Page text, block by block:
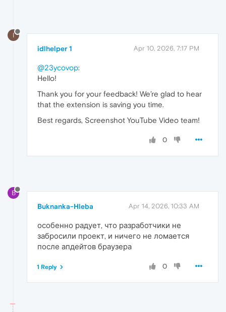
I
idlhelper 1 Apr 10, 2026, 7:17 PM
@23ycovop:
Hello!
Thank you for your feedback! We’re glad to hear
that the extension is saving you time.
Best regards, Screenshot YouTube Video team!
0
B
Buknanka-Hleba Apr 14, 2026, 10:33 AM
особенно радует, что разработчики не
забросили проект, и ничего не ломается
после апдейтов браузера
0
1 Reply